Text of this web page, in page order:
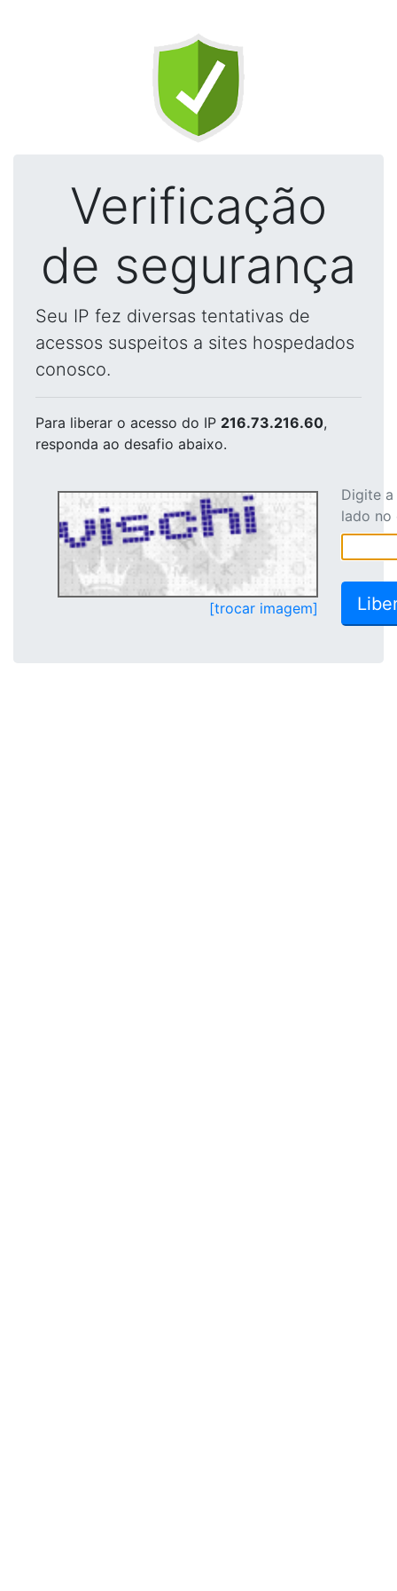
Verificação
de segurança
Seu IP fez diversas tentativas de
acessos suspeitos a sites hospedados
conosco.
Para liberar o acesso do IP 216.73.216.60,
responda ao desafio abaixo.
[trocar imagem]
Digite
lado no